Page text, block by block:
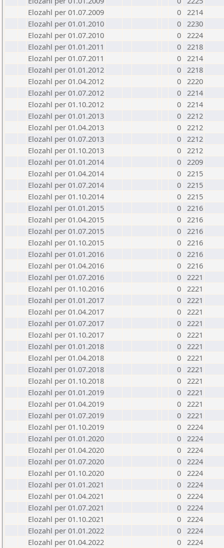
Elozahl per 01.07.2009
0 2214
Elozahl per 01.01.2010
0 2230
Elozahl per 01.07.2010
0 2224
Elozahl per 01.01.2011
0 2218
Elozahl per 01.07.2011
0 2214
Elozahl per 01.01.2012
0 2218
Elozahl per 01.04.2012
0 2220
Elozahl per 01.07.2012
0 2214
Elozahl per 01.10.2012
0 2214
Elozahl per 01.01.2013
0 2212
Elozahl per 01.04.2013
0 2212
Elozahl per 01.07.2013
0 2212
Elozahl per 01.10.2013
0 2212
Elozahl per 01.01.2014
0 2209
Elozahl per 01.04.2014
0 2215
Elozahl per 01.07.2014
0 2215
Elozahl per 01.10.2014
0 2215
Elozahl per 01.01.2015
0 2216
Elozahl per 01.04.2015
0 2216
Elozahl per 01.07.2015
0 2216
Elozahl per 01.10.2015
0 2216
Elozahl per 01.01.2016
0 2216
Elozahl per 01.04.2016
0 2216
Elozahl per 01.07.2016
0 2221
Elozahl per 01.10.2016
0 2221
Elozahl per 01.01.2017
0 2221
Elozahl per 01.04.2017
0 2221
Elozahl per 01.07.2017
0 2221
Elozahl per 01.10.2017
0 2221
Elozahl per 01.01.2018
0 2221
Elozahl per 01.04.2018
0 2221
Elozahl per 01.07.2018
0 2221
Elozahl per 01.10.2018
0 2221
Elozahl per 01.01.2019
0 2221
Elozahl per 01.04.2019
0 2221
Elozahl per 01.07.2019
0 2221
Elozahl per 01.10.2019
0 2224
Elozahl per 01.01.2020
0 2224
Elozahl per 01.04.2020
0 2224
Elozahl per 01.07.2020
0 2224
Elozahl per 01.10.2020
0 2224
Elozahl per 01.01.2021
0 2224
Elozahl per 01.04.2021
0 2224
Elozahl per 01.07.2021
0 2224
Elozahl per 01.10.2021
0 2224
Elozahl per 01.01.2022
0 2224
Elozahl per 01.04.2022
0 2224